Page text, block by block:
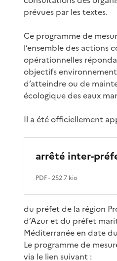
prévues par les textes.
Ce programme de
l’ensemble des actions
opérationnelles
objectifs
d’atteindre ou de
écologique des eaux
Il a été officiellement
arrêté inter-
PDF- 252.7 kio
du préfet de la région
d’Azur et du préfet
Méditerranée en date
Le programme de
via le lien suivant :